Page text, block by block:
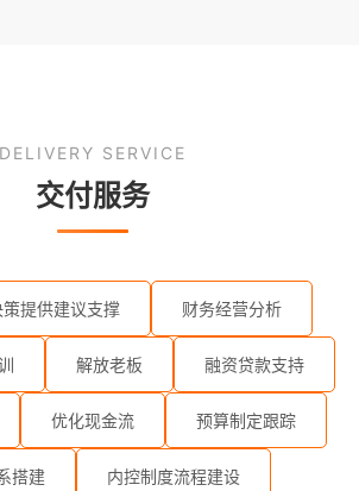
DELIVERY SERVICE
交付服务
提供建议支撑 财务经营分析
解放老板 融资贷款支持
优化现金流 预算制定跟踪
搭建 内控制度流程建设